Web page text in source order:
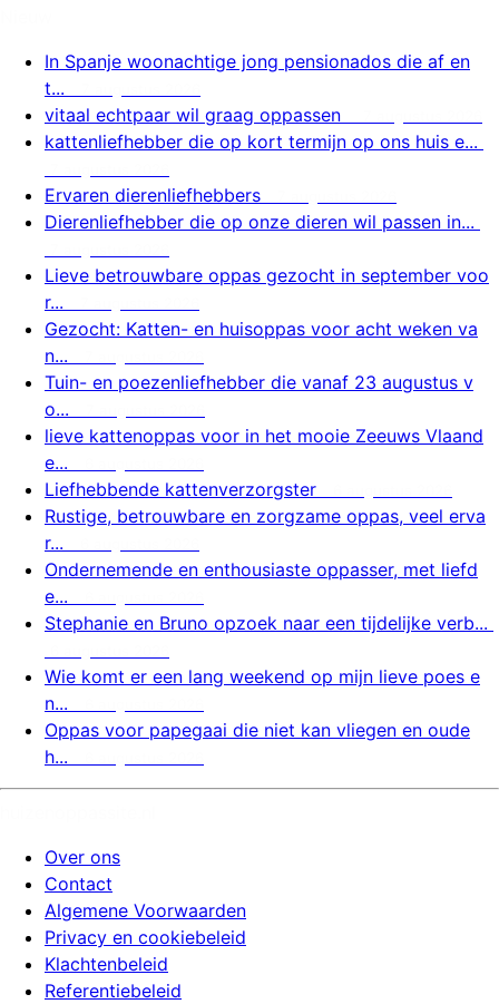
In Spanje woonachtige jong pensionados die af en
t...
vitaal echtpaar wil graag oppassen
kattenliefhebber die op kort termijn op ons huis e...
Ervaren dierenliefhebbers
Dierenliefhebber die op onze dieren wil passen in...
Lieve betrouwbare oppas gezocht in september voo
r...
Gezocht: Katten- en huisoppas voor acht weken va
n...
Tuin- en poezenliefhebber die vanaf 23 augustus v
o...
lieve kattenoppas voor in het mooie Zeeuws Vlaand
e...
Liefhebbende kattenverzorgster
Rustige, betrouwbare en zorgzame oppas, veel erva
r...
Ondernemende en enthousiaste oppasser, met liefd
e...
Stephanie en Bruno opzoek naar een tijdelijke verb...
Wie komt er een lang weekend op mijn lieve poes e
n...
Oppas voor papegaai die niet kan vliegen en oude
h...
Over ons
Contact
Algemene Voorwaarden
Privacy en cookiebeleid
Klachtenbeleid
Referentiebeleid